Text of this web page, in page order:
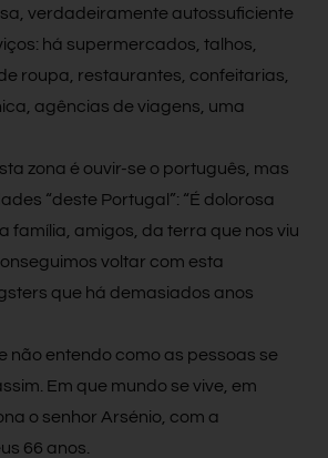
verdadeiramente autossuficiente
há supermercados, talhos,
roupa, restaurantes, confeitarias,
agências de viagens, uma
zona é ouvir-se o português, mas
“deste Portugal”: “É dolorosa
família, amigos, da terra que nos viu
voltar com esta
que há demasiados anos
não entendo como as pessoas se
Em que mundo se vive, em
o senhor Arsénio, com a
66 anos.